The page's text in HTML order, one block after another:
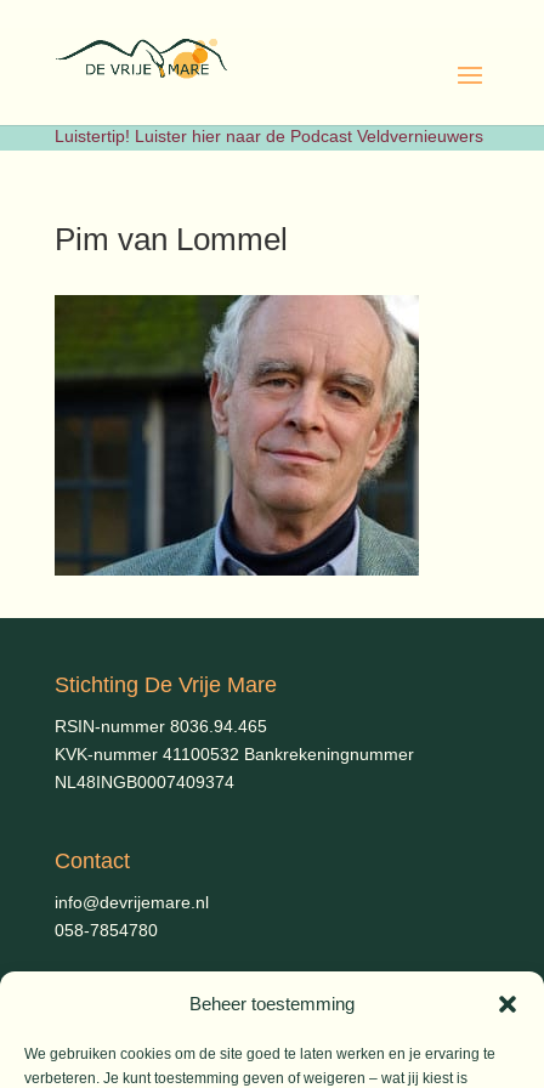
Beheer toestemming
We gebruiken cookies om de site goed te laten werken en je ervaring te
verbeteren. Je kunt toestemming geven of weigeren – wat jij kiest is
Luistertip! Luister hier naar de Podcast Veldvernieuwers
Pim van Lommel
Stichting De Vrije Mare
RSIN-nummer 8036.94.465
KVK-nummer 41100532 Bankrekeningnummer
NL48INGB0007409374
Contact
info@devrijemare.nl
058-7854780
Gerold Febis, Johanna Koelman, Ronald de Jong,Aart
Blom (artikelen), Iris Planting (Marieke)